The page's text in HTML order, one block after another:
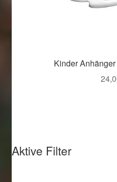
Kinder Anhänger
Aktive Filter